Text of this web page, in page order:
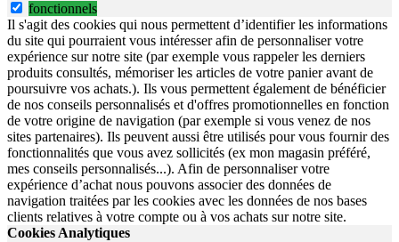
fonctionnels
Il s'agit des cookies qui nous permettent d’identifier les informations
du site qui pourraient vous intéresser afin de personnaliser votre
expérience sur notre site (par exemple vous rappeler les derniers
produits consultés, mémoriser les articles de votre panier avant de
poursuivre vos achats.). Ils vous permettent également de bénéficier
de nos conseils personnalisés et d'offres promotionnelles en fonction
de votre origine de navigation (par exemple si vous venez de nos
sites partenaires). Ils peuvent aussi être utilisés pour vous fournir des
fonctionnalités que vous avez sollicités (ex mon magasin préféré,
mes conseils personnalisés...). Afin de personnaliser votre
expérience d’achat nous pouvons associer des données de
navigation traitées par les cookies avec les données de nos bases
clients relatives à votre compte ou à vos achats sur notre site.
Cookies Analytiques